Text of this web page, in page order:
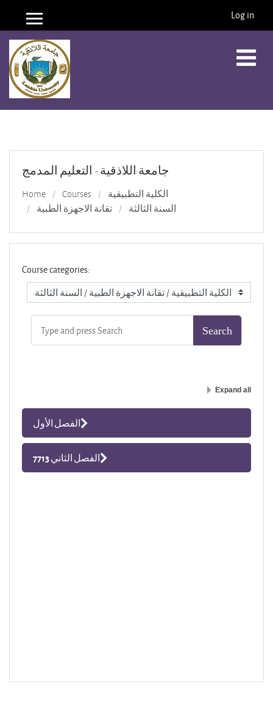
Skip to main content
Side panel Log in
جامعة اللاذقية - التعليم المدمج
Home Courses
الكلية التطبيقية
تقانة الاجهزة الطبية
السنة الثالثة
Course categories:
Expand all
الفصل الأول
الفصل الثاني 7713